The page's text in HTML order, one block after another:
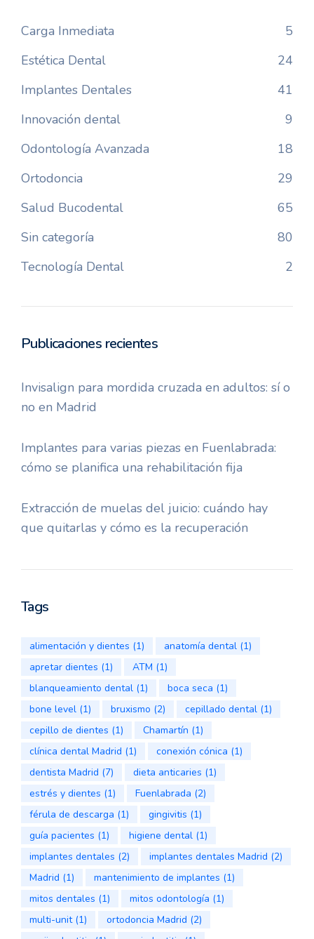
Carga Inmediata
5
Estética Dental
24
Implantes Dentales
41
Innovación dental
9
Odontología Avanzada
18
Ortodoncia
29
Salud Bucodental
65
Sin categoría
80
Tecnología Dental
2
Publicaciones recientes
Invisalign para mordida cruzada en adultos: sí o
no en Madrid
Implantes para varias piezas en Fuenlabrada:
cómo se planifica una rehabilitación fija
Extracción de muelas del juicio: cuándo hay
que quitarlas y cómo es la recuperación
Tags
alimentación y dientes (1) anatomía dental (1)
apretar dientes (1) ATM (1)
blanqueamiento dental (1) boca seca (1)
bone level (1) bruxismo (2) cepillado dental (1)
cepillo de dientes (1) Chamartín (1)
clínica dental Madrid (1) conexión cónica (1)
dentista Madrid (7) dieta anticaries (1)
estrés y dientes (1) Fuenlabrada (2)
férula de descarga (1) gingivitis (1)
guía pacientes (1) higiene dental (1)
implantes dentales (2) implantes dentales Madrid (2)
Madrid (1) mantenimiento de implantes (1)
mitos dentales (1) mitos odontología (1)
multi-unit(1) ortodoncia Madrid (2)